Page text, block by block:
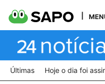
Últimas Hoje o dia foi